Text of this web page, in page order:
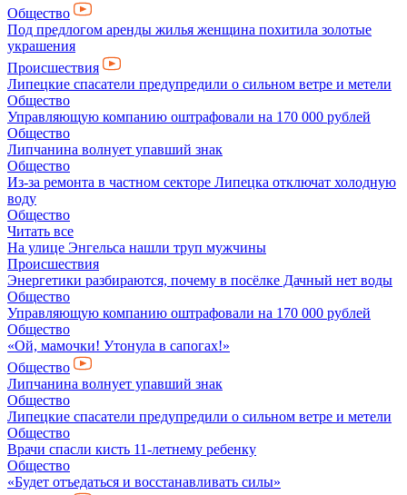
Общество
Под предлогом аренды жилья женщина похитила золотые
украшения
Происшествия
Липецкие спасатели предупредили о сильном ветре и метели
Общество
Управляющую компанию оштрафовали на 170 000 рублей
Общество
Липчанина волнует упавший знак
Общество
Из-за ремонта в частном секторе Липецка отключат холодную
воду
Общество
Читать все
На улице Энгельса нашли труп мужчины
Происшествия
Энергетики разбираются, почему в посёлке Дачный нет воды
Общество
Управляющую компанию оштрафовали на 170 000 рублей
Общество
«Ой, мамочки! Утонула в сапогах!»
Общество
Липчанина волнует упавший знак
Общество
Липецкие спасатели предупредили о сильном ветре и метели
Общество
Врачи спасли кисть 11-летнему ребенку
Общество
«Будет отъедаться и восстанавливать силы»